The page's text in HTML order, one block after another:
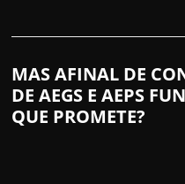
MAS AFINAL DE
DE AEGS E AEPS
QUE PROMETE?